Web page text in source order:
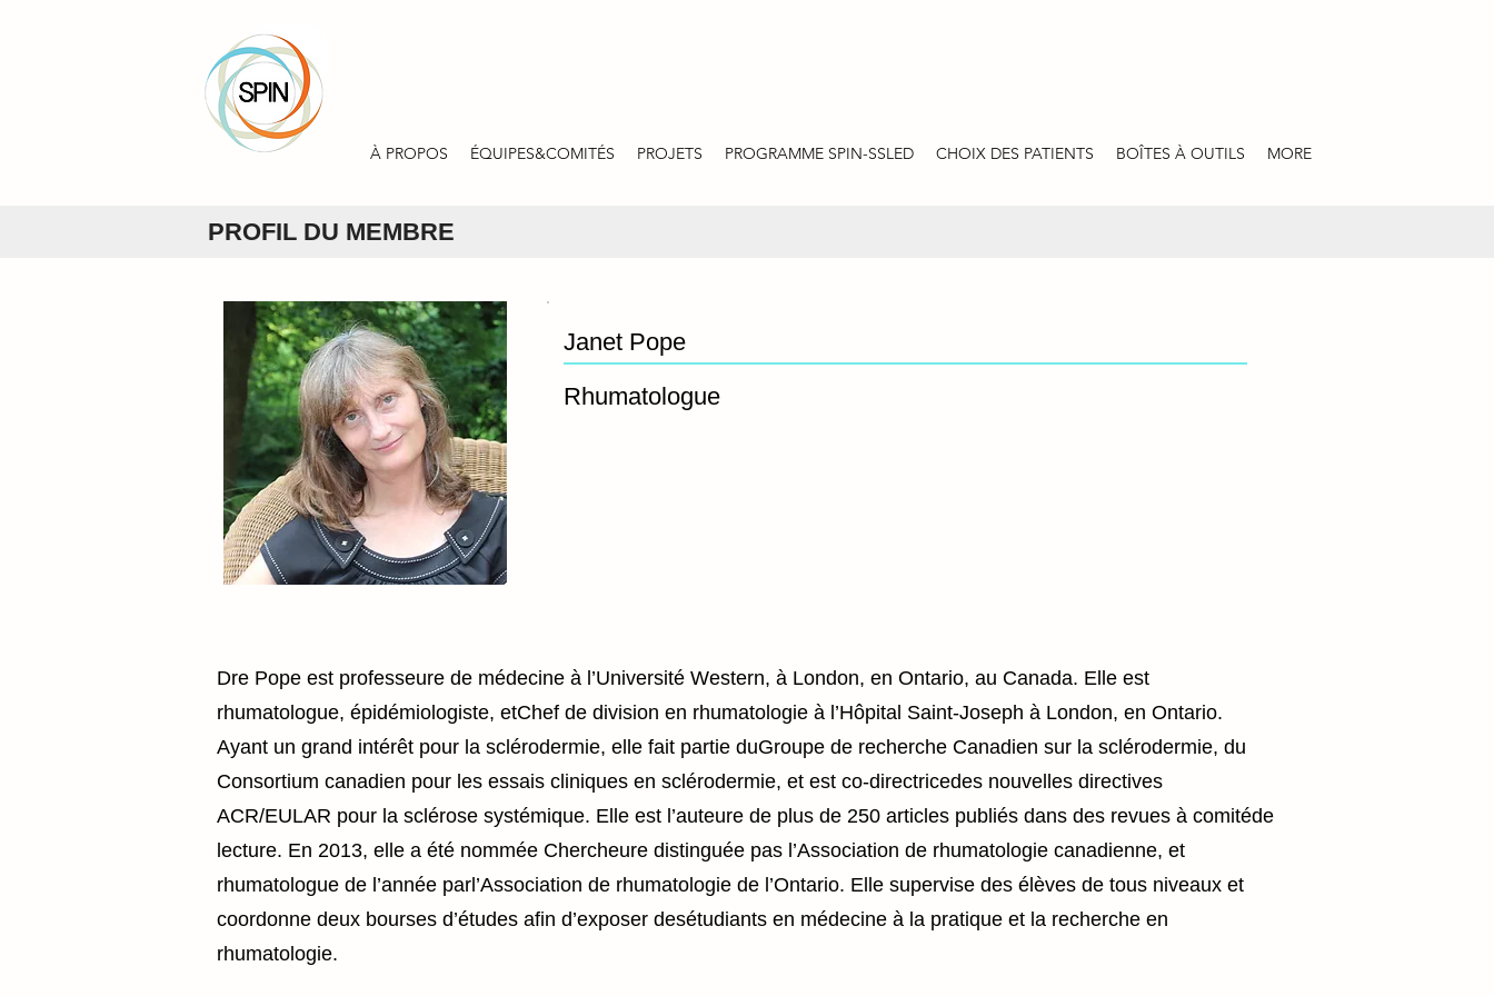
À PROPOS ÉQUIPES&COMITÉS PROJETS PROGRAMME SPIN-SSLED CHOIX DES PATIENTS BOÎTES À OUTILS MORE
PROFIL DU MEMBRE
Janet Pope
Rhumatologue
Dre Pope est professeure de médecine à l’Université Western, à London, en Ontario, au Canada. Elle est
rhumatologue, épidémiologiste, etChef de division en rhumatologie à l’Hôpital Saint-Joseph à London, en Ontario.
Ayant un grand intérêt pour la sclérodermie, elle fait partie duGroupe de recherche Canadien sur la sclérodermie, du
Consortium canadien pour les essais cliniques en sclérodermie, et est co-directricedes nouvelles directives
ACR/EULAR pour la sclérose systémique. Elle est l’auteure de plus de 250 articles publiés dans des revues à comitéde
lecture. En 2013, elle a été nommée Chercheure distinguée pas l’Association de rhumatologie canadienne, et
rhumatologue de l’année parl’Association de rhumatologie de l’Ontario. Elle supervise des élèves de tous niveaux et
coordonne deux bourses d’études afin d’exposer desétudiants en médecine à la pratique et la recherche en
rhumatologie.